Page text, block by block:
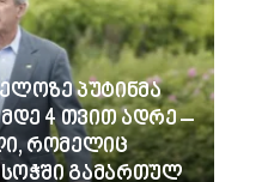
პუტინმა
4 თვით ადრე –
რომელიც
სოჭში გამართულ